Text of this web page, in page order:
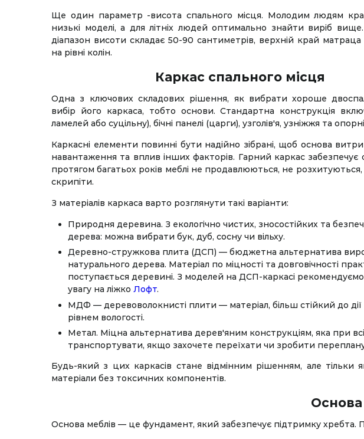
Ще один параметр -висота спального місця. Молодим людям
низькі моделі, а для літніх людей оптимально знайти виріб
діапазон висоти складає 50-90 сантиметрів, верхній край
на рівні колін.
Каркас спального місця
Одна з ключових складових рішення, як вибрати хороше
вибір його каркаса, тобто основи. Стандартна конструкція
ламелей або суцільну), бічні панелі (царги), узголів'я, узніжжя та
Каркасні елементи повинні бути надійно зібрані, щоб основа
навантаження та вплив інших факторів. Гарний каркас забезпечує
протягом багатьох років меблі не продавлюються, не
скрипіти.
З матеріалів каркаса варто розглянути такі варіанти:
Природня деревина. З екологічно чистих, зносостійких та
дерева: можна вибрати бук, дуб, сосну чи вільху.
Деревно-стружкова плита (ДСП) — бюджетна альтернатива
натурального дерева. Матеріал по міцності та довговічності
поступається деревині. З моделей на ДСП-каркасі
увагу на ліжко Лофт.
МДФ — деревоволокнисті плити — матеріал, більш стійкий до
рівнем вологості.
Метал. Міцна альтернатива дерев'яним конструкціям, яка при
транспортувати, якщо захочете переїхати чи зробити
Будь-який з цих каркасів стане відмінним рішенням, але тільки
матеріали без токсичних компонентів.
Основа
Основа меблів — це фундамент, який забезпечує підтримку хребта.